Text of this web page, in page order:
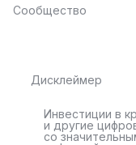
Сообщество
Дисклеймер
Инвестиции в
и другие
со